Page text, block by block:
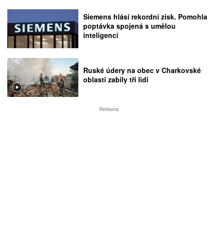
Siemens hlásí rekordní zisk. Pomohla
poptávka spojená s umělou
inteligencí
Ruské údery na obec v Charkovské
oblasti zabily tři lidi
Reklama